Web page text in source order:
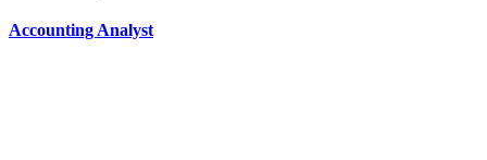
Accounting Analyst